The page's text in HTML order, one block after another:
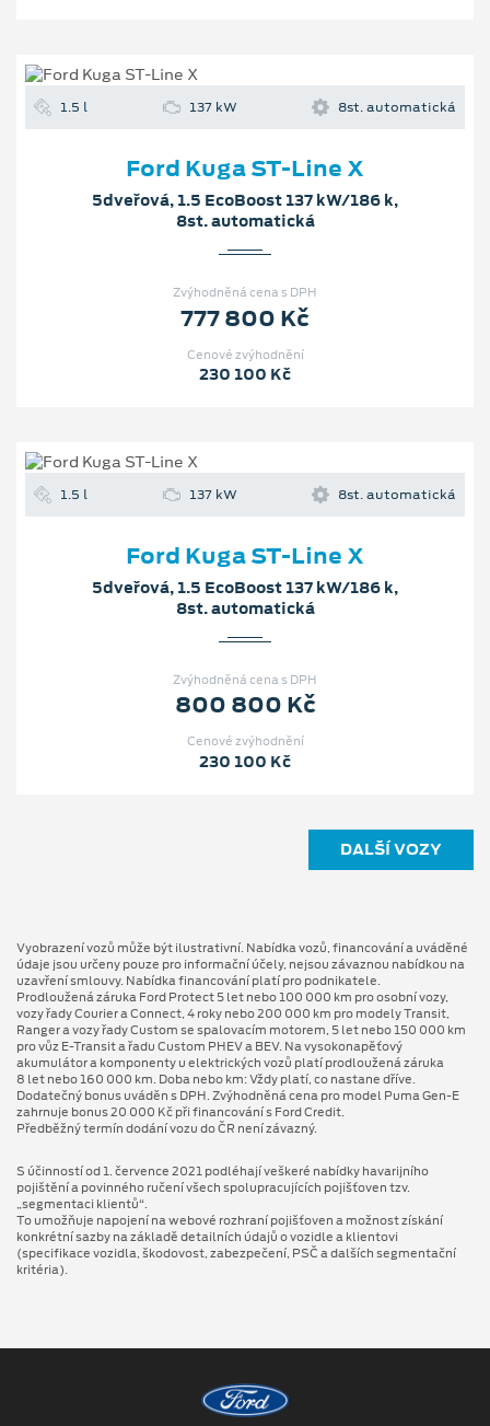
1.5 l 137 kW 8st. automatická
Ford Kuga ST-Line X
5dveřová, 1.5 EcoBoost 137 kW/186 k,
8st. automatická
Zvýhodněná cena s DPH
777 800 Kč
Cenové zvýhodnění
230 100 Kč
1.5 l 137 kW 8st. automatická
Ford Kuga ST-Line X
5dveřová, 1.5 EcoBoost 137 kW/186 k,
8st. automatická
Zvýhodněná cena s DPH
800 800 Kč
Cenové zvýhodnění
230 100 Kč
DALŠÍ VOZY
Vyobrazení vozů může být ilustrativní. Nabídka vozů, financování a uváděné
údaje jsou určeny pouze pro informační účely, nejsou závaznou nabídkou na
uzavření smlouvy. Nabídka financování platí pro podnikatele.
Prodloužená záruka Ford Protect 5 let nebo 100 000 km pro osobní vozy,
vozy řady Courier a Connect, 4 roky nebo 200 000 km pro modely Transit,
Ranger a vozy řady Custom se spalovacím motorem, 5 let nebo 150 000 km
pro vůz E-Transit a řadu Custom PHEV a BEV. Na vysokonapěťový
akumulátor a komponenty u elektrických vozů platí prodloužená záruka
8 let nebo 160 000 km. Doba nebo km: Vždy platí, co nastane dříve.
Dodatečný bonus uváděn s DPH. Zvýhodněná cena pro model Puma Gen⁠-⁠E
zahrnuje bonus 20 000 Kč při financování s Ford Credit.
Předběžný termín dodání vozu do ČR není závazný.
S účinností od 1. července 2021 podléhají veškeré nabídky havarijního
pojištění a povinného ručení všech spolupracujících pojišťoven tzv.
„segmentaci klientů“.
To umožňuje napojení na webové rozhraní pojišťoven a možnost získání
konkrétní sazby na základě detailních údajů o vozidle a klientovi
(specifikace vozidla, škodovost, zabezpečení, PSČ a dalších segmentační
kritéria).